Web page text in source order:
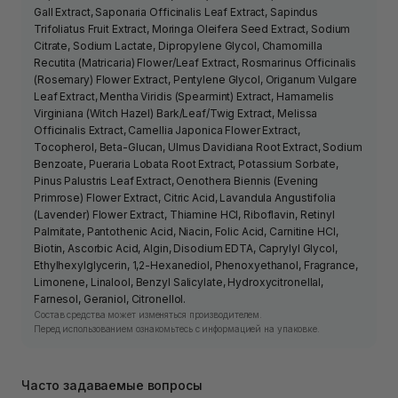
Gall Extract, Saponaria Officinalis Leaf Extract, Sapindus
Trifoliatus Fruit Extract, Moringa Oleifera Seed Extract, Sodium
Citrate, Sodium Lactate, Dipropylene Glycol, Chamomilla
Recutita (Matricaria) Flower/Leaf Extract, Rosmarinus Officinalis
(Rosemary) Flower Extract, Pentylene Glycol, Origanum Vulgare
Leaf Extract, Mentha Viridis (Spearmint) Extract, Hamamelis
Virginiana (Witch Hazel) Bark/Leaf/Twig Extract, Melissa
Officinalis Extract, Camellia Japonica Flower Extract,
Tocopherol, Beta-Glucan, Ulmus Davidiana Root Extract, Sodium
Benzoate, Pueraria Lobata Root Extract, Potassium Sorbate,
Pinus Palustris Leaf Extract, Oenothera Biennis (Evening
Primrose) Flower Extract, Citric Acid, Lavandula Angustifolia
(Lavender) Flower Extract, Thiamine HCl, Riboflavin, Retinyl
Palmitate, Pantothenic Acid, Niacin, Folic Acid, Carnitine HCl,
Biotin, Ascorbic Acid, Algin, Disodium EDTA, Caprylyl Glycol,
Ethylhexylglycerin, 1,2-Hexanediol, Phenoxyethanol, Fragrance,
Limonene, Linalool, Benzyl Salicylate, Hydroxycitronellal,
Farnesol, Geraniol, Citronellol.
Состав средства может изменяться производителем.
Перед использованием ознакомьтесь с информацией на упаковке.
Часто задаваемые вопросы